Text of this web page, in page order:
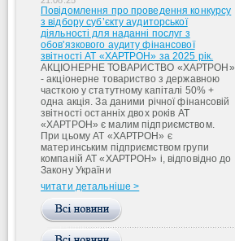
Повідомлення про проведення конкурсу
з відбору суб’єкту аудиторської
діяльності для наданні послуг з
обов'язкового аудиту фінансової
звітності АТ «ХАРТРОН» за 2025 рік.
АКЦІОНЕРНЕ ТОВАРИСТВО «ХАРТРОН»
- акціонерне товариство з державною
часткою у статутному капіталі 50% +
одна акція. За даними річної фінансовій
звітності останніх двох років АТ
«ХАРТРОН» є малим підприємством.
При цьому АТ «ХАРТРОН» є
материнським підприємством групи
компаній АТ «ХАРТРОН» і, відповідно до
Закону України
читати детальніше >